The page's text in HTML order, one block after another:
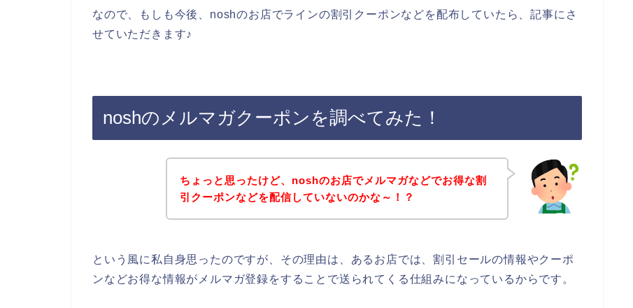
なので、もしも今後、noshのお店でラインの割引クーポンなどを配布していたら、記事にさ
せていただきます♪
noshのメルマガクーポンを調べてみた！
ちょっと思ったけど、noshのお店でメルマガなどでお得な割
引クーポンなどを配信していないのかな～！？
という風に私自身思ったのですが、その理由は、あるお店では、割引セールの情報やクーポ
ンなどお得な情報がメルマガ登録をすることで送られてくる仕組みになっているからです。